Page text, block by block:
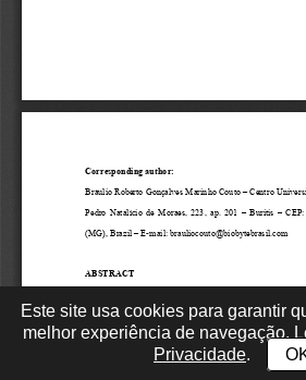
Este site usa cookies para garantir
melhor experiência de navegação.
Privacidade.